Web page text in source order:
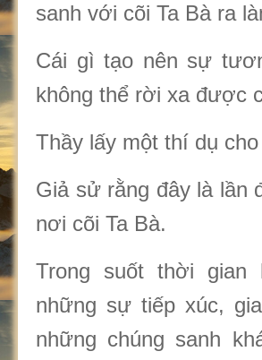
sanh với cõi Ta Bà ra
Cái gì tạo nên sự
không thể rời xa được
Thầy lấy một thí dụ
Giả sử rằng đây là lần
nơi cõi Ta Bà.
Trong suốt thời gian
những sự tiếp xúc,
những chúng sanh